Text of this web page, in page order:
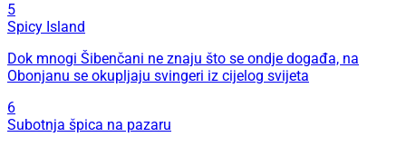
5
Spicy Island
Dok mnogi Šibenčani ne znaju što se ondje događa, na
Obonjanu se okupljaju svingeri iz cijelog svijeta
6
Subotnja špica na pazaru